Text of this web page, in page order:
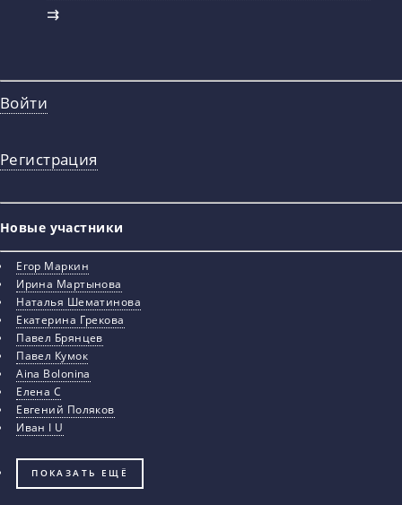
⇉
Войти
Регистрация
Новые участники
Егор Маркин
Ирина Мартынова
Наталья Шематинова
Екатерина Грекова
Павел Брянцев
Павел Кумок
Aina Bolonina
Елена С
Евгений Поляков
Иван I U
ПОКАЗАТЬ ЕЩЁ